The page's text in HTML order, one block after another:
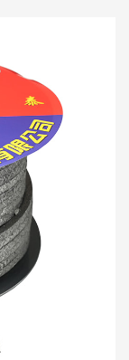
PTFE,
1000 ° C
MPa)
DIN, JIS, GA
Gnéithe